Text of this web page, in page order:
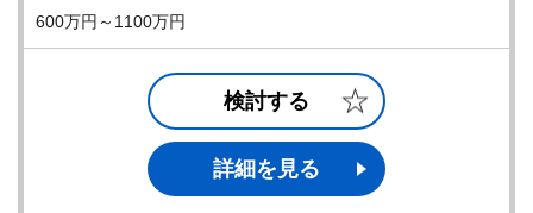
600万円～1100万円
検討する
詳細を見る